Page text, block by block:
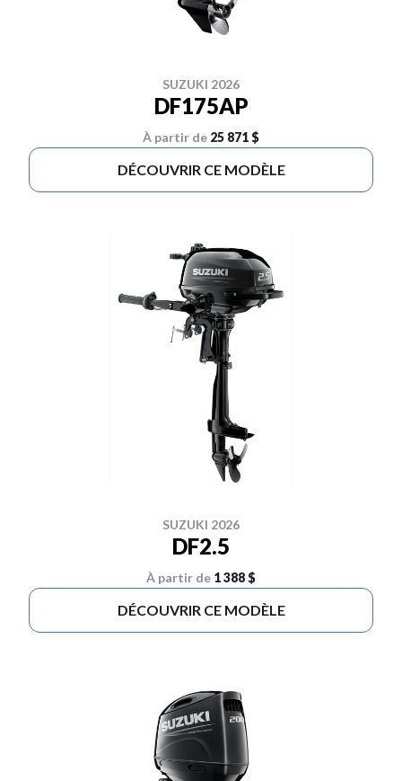
SUZUKI 2026
DF175AP
À partir de 25 871 $
DÉCOUVRIR CE MODÈLE
SUZUKI 2026
DF2.5
À partir de 1 388 $
DÉCOUVRIR CE MODÈLE